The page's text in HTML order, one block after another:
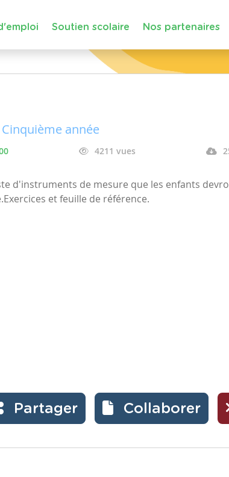
Soutien scolaire Nos partenaires
année
4211 vues
d'instruments de mesure que les enfants
et feuille de référence.
Partager Collaborer